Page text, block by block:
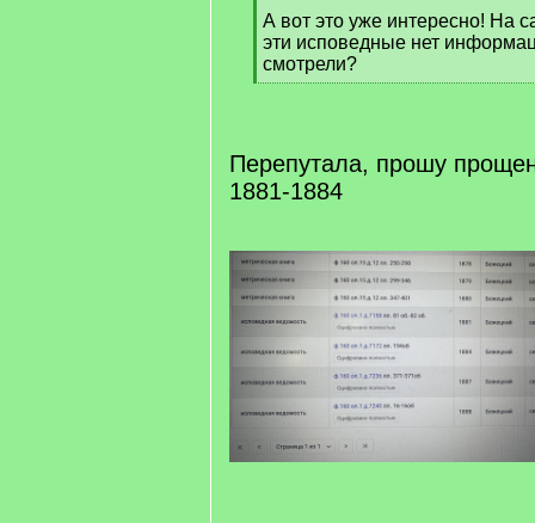
]
А вот это уже интересно! На
эти исповедные нет
смотрели?
[
Перепутала, прошу
1881-1884